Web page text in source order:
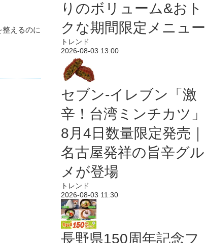
えるのに
りのボリューム&おト
クな期間限定メニュー
トレンド
2026-08-03 13:00
セブン-イレブン「激
辛！台湾ミンチカツ」
8月4日数量限定発売｜
名古屋発祥の旨辛グル
メが登場
トレンド
2026-08-03 11:30
長野県150周年記念フ